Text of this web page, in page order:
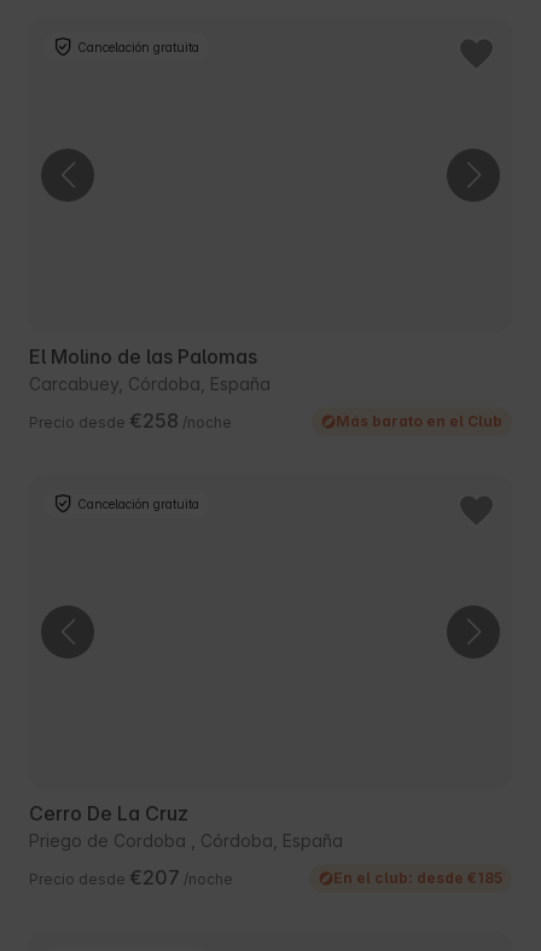
Cancelación gratuita
El Molino de las Palomas
Carcabuey, Córdoba, España
Precio desde €258 /noche Más barato en el Club
Cancelación gratuita
Cerro De La Cruz
Priego de Cordoba , Córdoba, España
Precio desde €207 /noche En el club: desde €185